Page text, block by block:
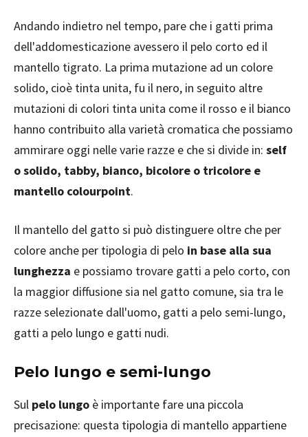
Andando indietro nel tempo, pare che i gatti prima
dell'addomesticazione avessero il pelo corto ed il
mantello tigrato. La prima mutazione ad un colore
solido, cioè tinta unita, fu il nero, in seguito altre
mutazioni di colori tinta unita come il rosso e il bianco
hanno contribuito alla varietà cromatica che possiamo
ammirare oggi nelle varie razze e che si divide in: self
o solido, tabby, bianco, bicolore o tricolore e
mantello colourpoint.
Il mantello del gatto si può distinguere oltre che per
colore anche per tipologia di pelo in base alla sua
lunghezza e possiamo trovare gatti a pelo corto, con
la maggior diffusione sia nel gatto comune, sia tra le
razze selezionate dall'uomo, gatti a pelo semi-lungo,
gatti a pelo lungo e gatti nudi.
Pelo lungo e semi-lungo
Sul pelo lungo è importante fare una piccola
precisazione: questa tipologia di mantello appartiene